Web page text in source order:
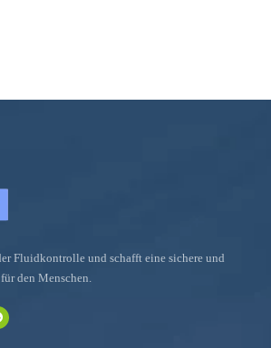
Fluidkontrolle und schafft eine sichere und
den Menschen.